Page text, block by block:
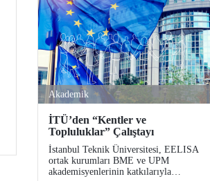
Akademik
İTÜ’den “Kentler ve
Topluluklar” Çalıştayı
İstanbul Teknik Üniversitesi, EELISA
ortak kurumları BME ve UPM
akademisyenlerinin katkılarıyla